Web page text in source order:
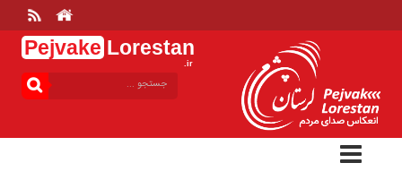
Pejvake Lorestan
.ir
بالا
خانه
ارتباط